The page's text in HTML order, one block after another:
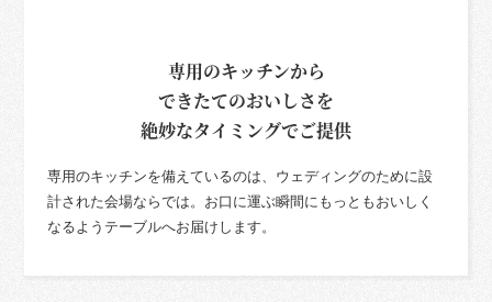
専用のキッチンから
できたてのおいしさを
絶妙なタイミングでご提供
専用のキッチンを備えているのは、ウェディングのために設
計された会場ならでは。お口に運ぶ瞬間にもっともおいしく
なるようテーブルへお届けします。